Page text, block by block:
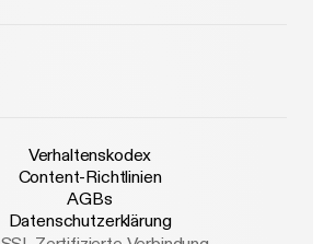
Verhaltenskodex
Content-Richtlinien
AGBs
Datenschutzerklärung